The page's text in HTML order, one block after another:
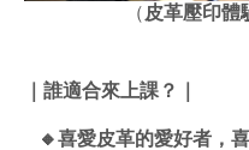
（ 皮革壓印體
｜誰適合來上課？｜
🔸喜愛皮革的愛好者，